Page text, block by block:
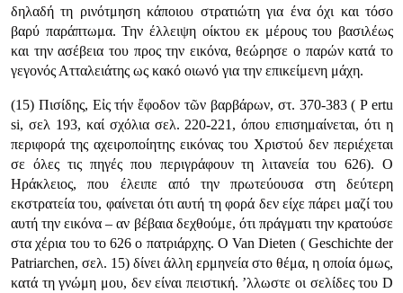
δηλαδή τη ρινότμηση κά­ποιου στρατιώτη για ένα όχι και τόσο
βαρύ παράπτωμα. Την έλλειψη οίκτου εκ μέρους του βασιλέως
και την ασέβεια του προς την εικόνα, θεώρησε ο παρών κατά το
γεγονός Ατταλειάτης ως κακό οιωνό για την επικείμενη μάχη.
(15) Πισίδης, Εἰς τήν ἔφοδον τῶν βαρβάρων, στ. 370-383 ( P ertu
si, σελ 193, καί σχόλια σελ. 220-221, όπου επισημαίνεται, ότι η
περιφορά της αχειροποίητης εικόνας του Χριστού δεν περιέχεται
σε όλες τις πηγές που περιγρά­φουν τη λιτανεία του 626). Ο
Ηράκλειος, που έλειπε από την πρωτεύουσα στη δεύτερη
εκστρατεία του, φαίνεται ότι αυτή τη φορά δεν είχε πάρει μαζί του
αυτή την εικόνα – αν βέβαια δεχθούμε, ότι πράγματι την κρατούσε
στα χέρια του το 626 ο πατριάρχης. Ο Van Dieten ( Geschichte der
Patriarchen, σελ. 15) δίνει άλλη ερμηνεία στο θέμα, η οποία όμως,
κατά τη γνώμη μου, δεν είναι πει­στική. ’λλωστε οι σελίδες του D